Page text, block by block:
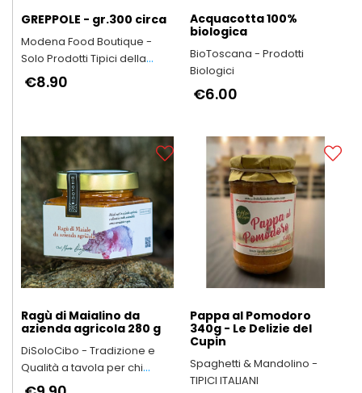
GREPPOLE - gr.300 circa
Modena Food Boutique -
Solo Prodotti Tipici della
Provincia di Modena
€8.90
Acquacotta 100%
biologica
BioToscana - Prodotti
Biologici
€6.00
Ragù di Maialino da
azienda agricola 280 g
DiSoloCibo - Tradizione e
Qualità a tavola per chi
vuole dedicare tempo a chi
Pappa al Pomodoro
340g - Le Delizie del
Cupin
Spaghetti & Mandolino -
TIPICI ITALIANI